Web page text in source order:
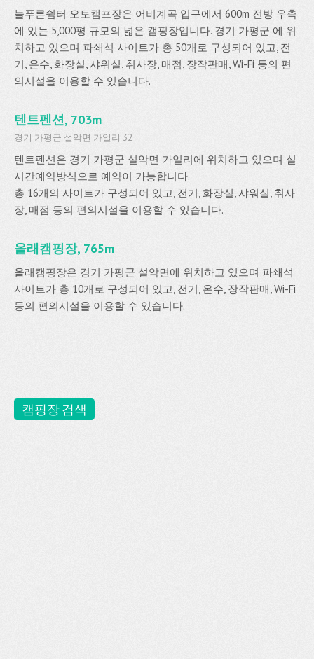
늘푸른쉼터 오토캠프장은 어비계곡 입구에서 600m 전방 우측
에 있는 5,000평 규모의 넓은 캠핑장입니다. 경기 가평군 에 위
치하고 있으며 파쇄석 사이트가 총 50개로 구성되어 있고, 전
기, 온수, 화장실, 샤워실, 취사장, 매점, 장작판매, Wi-Fi 등의 편
의시설을 이용할 수 있습니다.
텐트펜션, 703m
경기 가평군 설악면 가일리 32
텐트펜션은 경기 가평군 설악면 가일리에 위치하고 있으며 실
시간예약방식으로 예약이 가능합니다.
총 16개의 사이트가 구성되어 있고, 전기, 화장실, 샤워실, 취사
장, 매점 등의 편의시설을 이용할 수 있습니다.
올래캠핑장, 765m
올래캠핑장은 경기 가평군 설악면에 위치하고 있으며 파쇄석
사이트가 총 10개로 구성되어 있고, 전기, 온수, 장작판매, Wi-Fi
등의 편의시설을 이용할 수 있습니다.
캠핑장 검색